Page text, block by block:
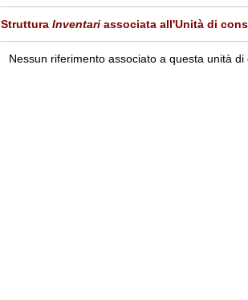
Struttura Inventari associata all'Unità di
Nessun riferimento associato a questa unità